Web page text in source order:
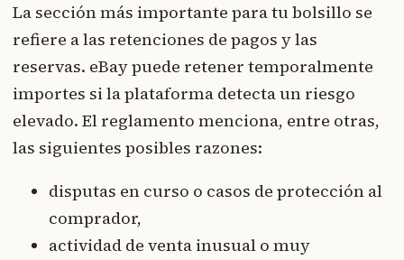
La sección más importante para tu bolsillo se
refiere a las retenciones de pagos y las
reservas. eBay puede retener temporalmente
importes si la plataforma detecta un riesgo
elevado. El reglamento menciona, entre otras,
las siguientes posibles razones:
disputas en curso o casos de protección al
comprador,
actividad de venta inusual o muy